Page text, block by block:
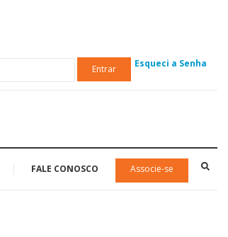
Entrar Esqueci a Senha
FALE CONOSCO Associe-se